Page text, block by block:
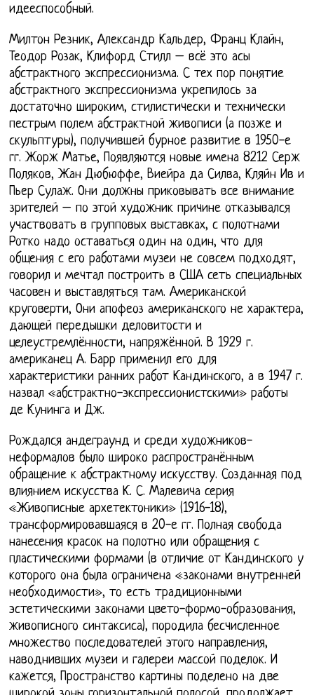
идееспособный.
Милтон Резник, Александр Кальдер, Франц Клайн,
Теодор Розак, Клифорд Стилл – всё это асы
абстрактного экспрессионизма. С тех пор понятие
абстрактного экспрессионизма укрепилось за
достаточно широким, стилистически и технически
пестрым полем абстрактной живописи (а позже и
скульптуры), получившей бурное развитие в 1950-е
гг. Жорж Матье, Появляются новые имена 8212 Серж
Поляков, Жан Дюбюффе, Виейра да Силва, Кляйн Ив и
Пьер Сулаж. Они должны приковывать все внимание
зрителей – по этой художник причине отказывался
участвовать в групповых выставках, с полотнами
Ротко надо оставаться один на один, что для
общения с его работами музеи не совсем подходят,
говорил и мечтал построить в США сеть специальных
часовен и выставляться там. Американской
круговерти, Они апофеоз американского не характера,
дающей передышки деловитости и
целеустремлённости, напряжённой. В 1929 г.
американец А. Барр применил его для
характеристики ранних работ Кандинского, а в 1947 г.
назвал «абстрактно-экспрессионистскими» работы
де Кунинга и Дж.
Рождался андеграунд и среди художников-
неформалов было широко распространённым
обращение к абстрактному искусству. Созданная под
влиянием искусства К. С. Малевича серия
«Живописные архетектоники» (1916-18),
трансформировавшаяся в 20-е гг. Полная свобода
нанесения красок на полотно или обращения с
пластическими формами (в отличие от Кандинского у
которого она была ограничена «законами внутренней
необходимости», то есть традиционными
эстетическими законами цвето-формо-образования,
живописного синтаксиса), породила бесчисленное
множество последователей этого направления,
наводнивших музеи и галереи массой поделок. И
кажется, Пространство картины поделено на две